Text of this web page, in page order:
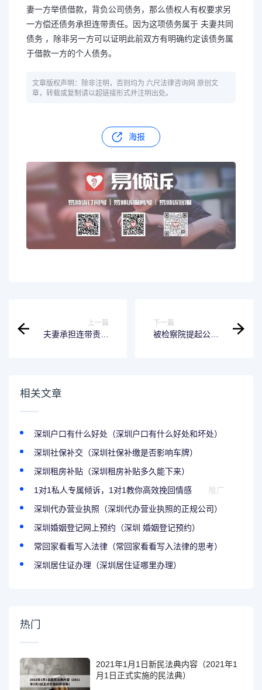
妻一方举债借款，背负公司债务，那么债权人有权要求另
一方偿还债务承担连带责任。因为这项债务属于 夫妻共同
债务 ，除非另一方可以证明此前双方有明确约定该债务属
于借款一方的个人债务。
文章版权声明：除非注明，否则均为 六尺法律咨询网 原创文
章，转载或复制请以超链接形式并注明出处。
海报
上一篇
夫妻承担连带责任
下一篇
被检察院提起公诉
相关文章
深圳户口有什么好处（深圳户口有什么好处和坏处）
深圳社保补交（深圳社保补缴是否影响车牌）
深圳租房补贴（深圳租房补贴多久能下来）
1对1私人专属倾诉，1对1教你高效挽回情感
推广
深圳代办营业执照（深圳代办营业执照的正规公司）
深圳婚姻登记网上预约（深圳 婚姻登记预约）
常回家看看写入法律（常回家看看写入法律的思考）
深圳居住证办理（深圳居住证哪里办理）
热门
2021年1月1日新民法典内容（2021年1
月1日正式实施的民法典）